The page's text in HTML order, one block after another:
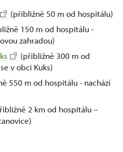
(přibližně 50 m od hospitálu)
150 m od hospitálu -
zahradou)
(přibližně 300 m od
v obci Kuks)
550 m od hospitálu - nachází
2 km od hospitálu –